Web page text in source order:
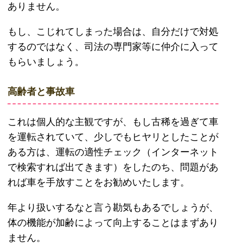
ありません。
もし、こじれてしまった場合は、自分だけで対処
するのではなく、司法の専門家等に仲介に入って
もらいましょう。
高齢者と事故車
これは個人的な主観ですが、もし古稀を過ぎて車
を運転されていて、少しでもヒヤリとしたことが
ある方は、運転の適性チェック（インターネット
で検索すれば出てきます）をしたのち、問題があ
れば車を手放すことをお勧めいたします。
年より扱いするなと言う勘気もあるでしょうが、
体の機能が加齢によって向上することはまずあり
ません。